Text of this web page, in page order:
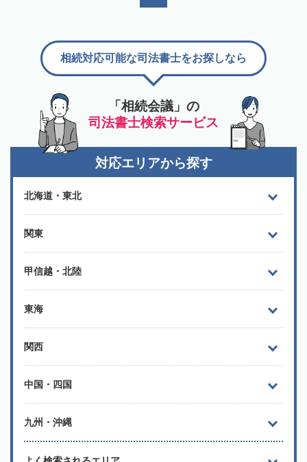
「相続会議」の
司法書士検索サービス
相続対応可能な司法書士をお探しなら
対応エリアから探す
北海道・東北
関東
甲信越・北陸
東海
関西
中国・四国
九州・沖縄